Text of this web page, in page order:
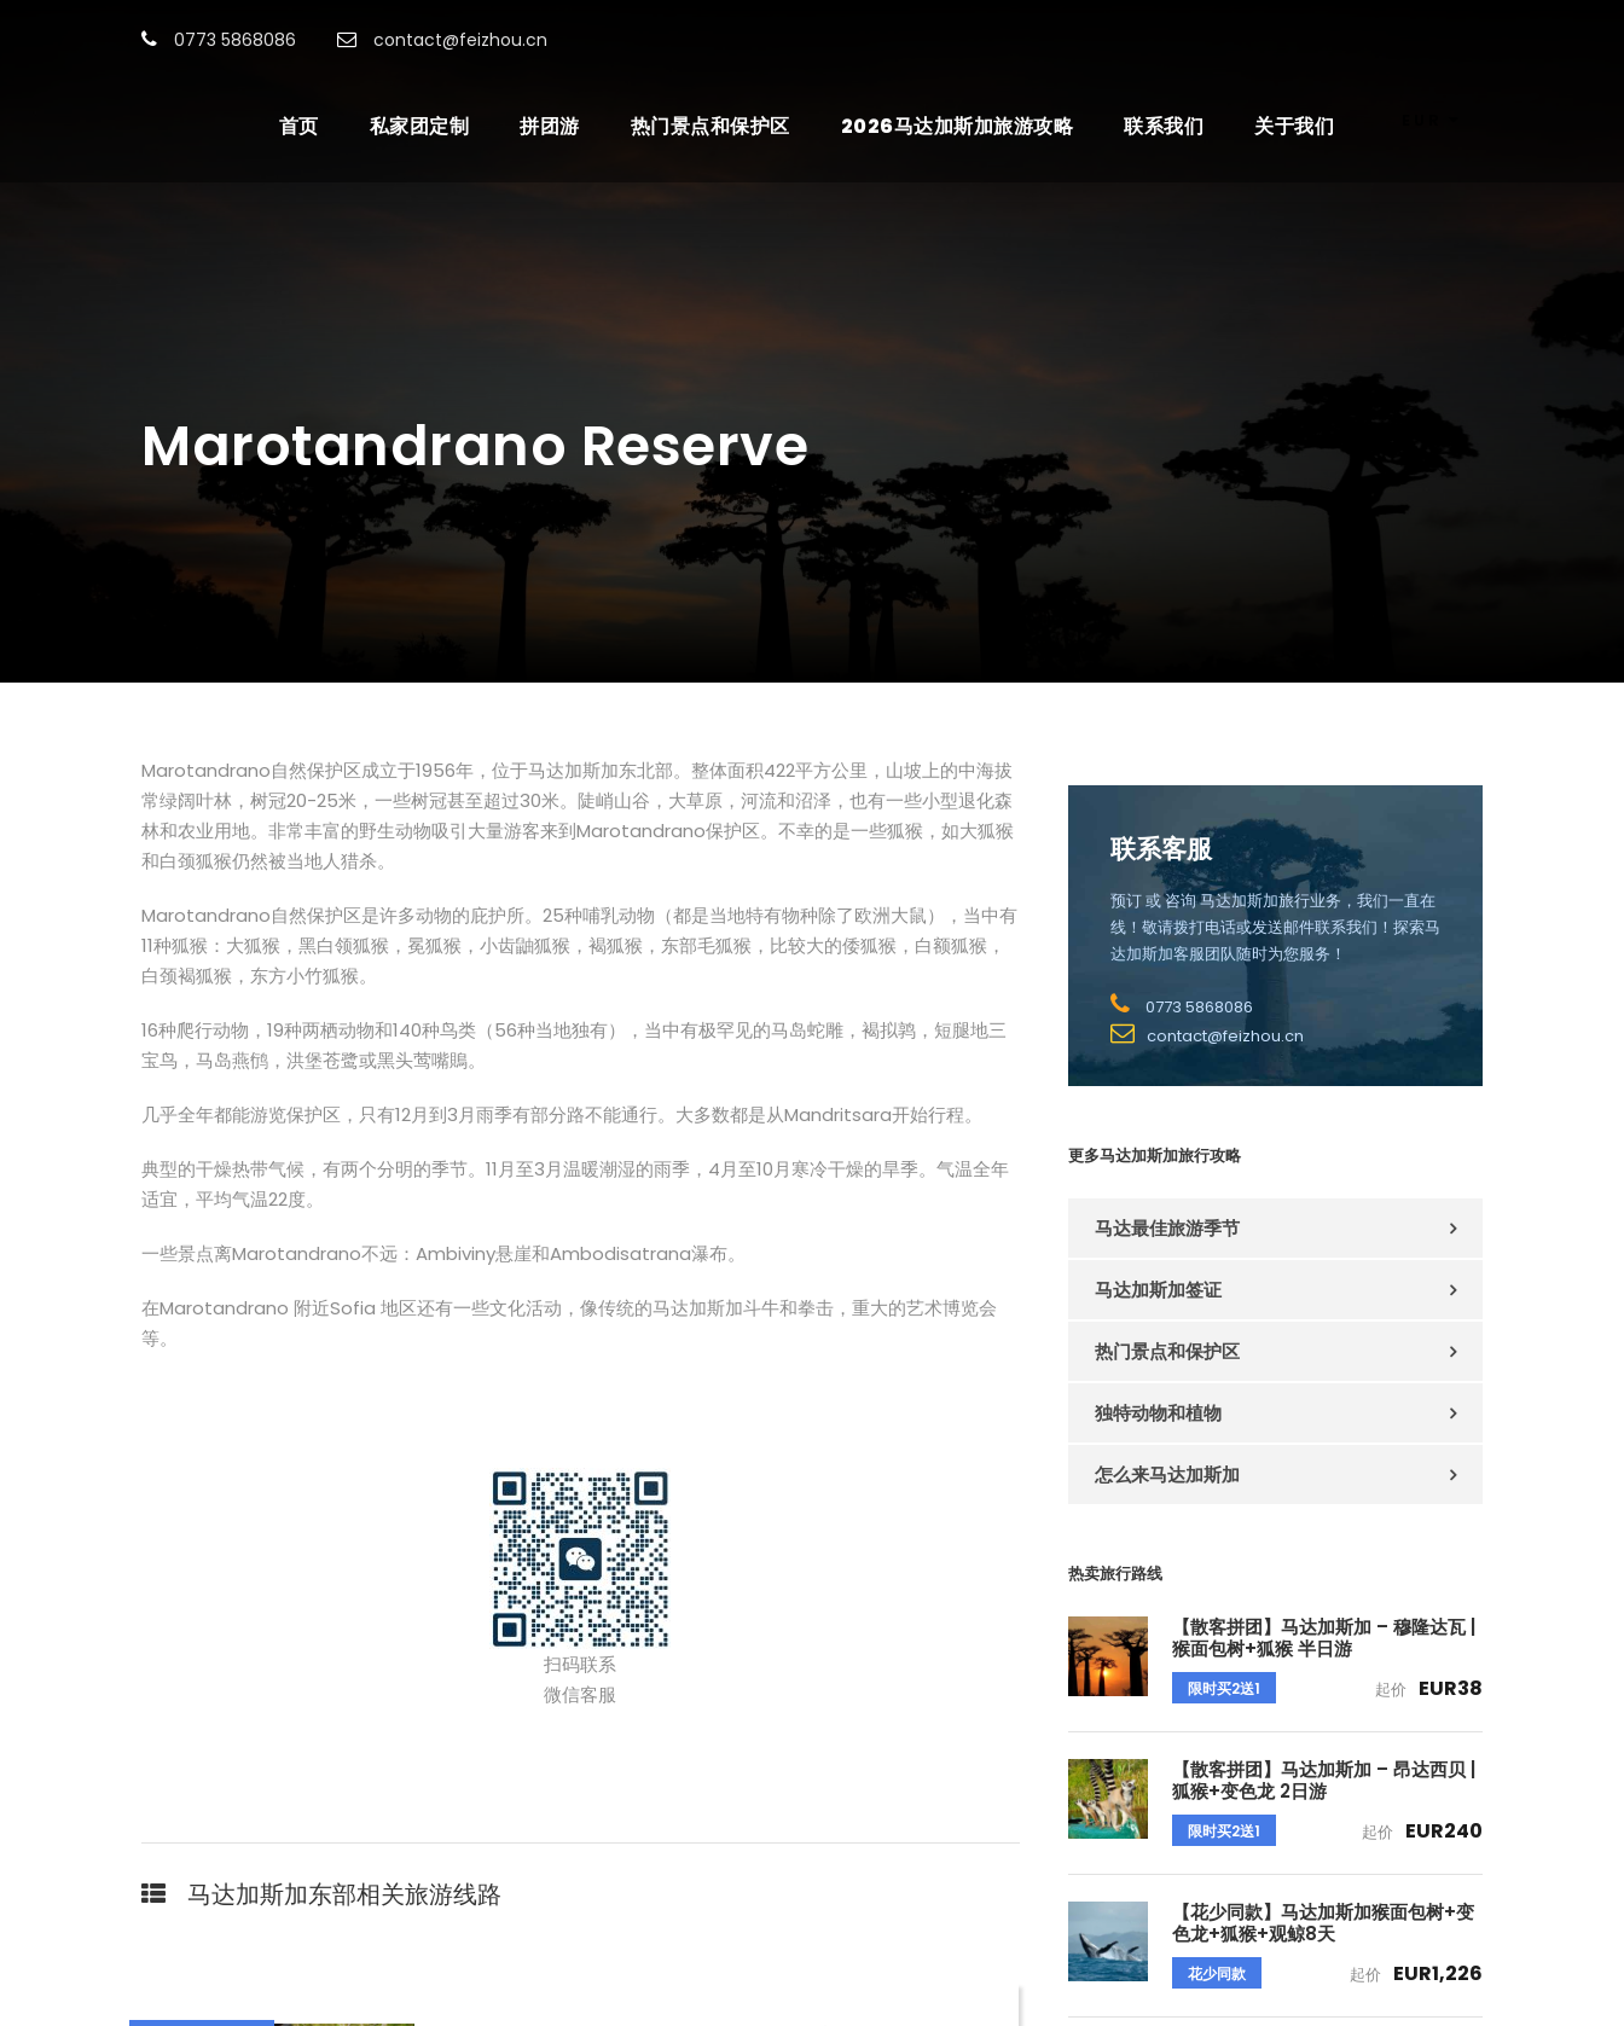
0773 5868086 contact@feizhou.cn
首页 私家团定制 拼团游 热门景点和保护区 2026马达加斯加旅游攻略 联系我们 关于我们
Marotandrano Reserve
Marotandrano自然保护区成立于1956年，位于马达加斯加东北部。整体面积422平方公里，山坡上的中海拔
常绿阔叶林，树冠20-25米，一些树冠甚至超过30米。陡峭山谷，大草原，河流和沼泽，也有一些小型退化森
林和农业用地。非常丰富的野生动物吸引大量游客来到Marotandrano保护区。不幸的是一些狐猴，如大狐猴
和白颈狐猴仍然被当地人猎杀。
Marotandrano自然保护区是许多动物的庇护所。25种哺乳动物（都是当地特有物种除了欧洲大鼠），当中有
11种狐猴：大狐猴，黑白领狐猴，冕狐猴，小齿鼬狐猴，褐狐猴，东部毛狐猴，比较大的倭狐猴，白额狐猴，
白颈褐狐猴，东方小竹狐猴。
16种爬行动物，19种两栖动物和140种鸟类（56种当地独有），当中有极罕见的马岛蛇雕，褐拟鹑，短腿地三
宝鸟，马岛燕鸻，洪堡苍鹭或黑头莺嘴鵙。
几乎全年都能游览保护区，只有12月到3月雨季有部分路不能通行。大多数都是从Mandritsara开始行程。
典型的干燥热带气候，有两个分明的季节。11月至3月温暖潮湿的雨季，4月至10月寒冷干燥的旱季。气温全年
适宜，平均气温22度。
一些景点离Marotandrano不远：Ambiviny悬崖和Ambodisatrana瀑布。
在Marotandrano 附近Sofia 地区还有一些文化活动，像传统的马达加斯加斗牛和拳击，重大的艺术博览会
等。
扫码联系
微信客服
马达加斯加东部相关旅游线路
联系客服
预订 或 咨询 马达加斯加旅行业务，我们一直在
线！敬请拨打电话或发送邮件联系我们！探索马
达加斯加客服团队随时为您服务！
0773 5868086
contact@feizhou.cn
更多马达加斯加旅行攻略
马达最佳旅游季节
马达加斯加签证
热门景点和保护区
独特动物和植物
怎么来马达加斯加
热卖旅行路线
【散客拼团】马达加斯加 – 穆隆达瓦 |
猴面包树+狐猴 半日游
限时买2送1 起价 EUR38
【散客拼团】马达加斯加 – 昂达西贝 |
狐猴+变色龙 2日游
限时买2送1 起价 EUR240
【花少同款】马达加斯加猴面包树+变
色龙+狐猴+观鲸8天
花少同款 起价 EUR1,226